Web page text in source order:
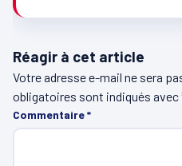
Réagir à cet article
Votre adresse e-mail ne sera
obligatoires sont indiqués avec
Commentaire*